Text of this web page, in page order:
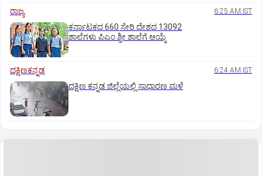
ರಾಜ್ಯ 6:25 AM IST
ಕರ್ನಾಟಕದ 660 ಸೇರಿ ದೇಶದ 13092
ಶಾಲೆಗಳು ಪಿಎಂ ಶ್ರೀ ಶಾಲೆಗೆ ಆಯ್ಕೆ
ದಕ್ಷಿಣಕನ್ನಡ 6:24 AM IST
ದಕ್ಷಿಣ ಕನ್ನಡ ಜಿಲ್ಲೆಯಲ್ಲಿ ಸಾಧಾರಣ ಮಳೆ